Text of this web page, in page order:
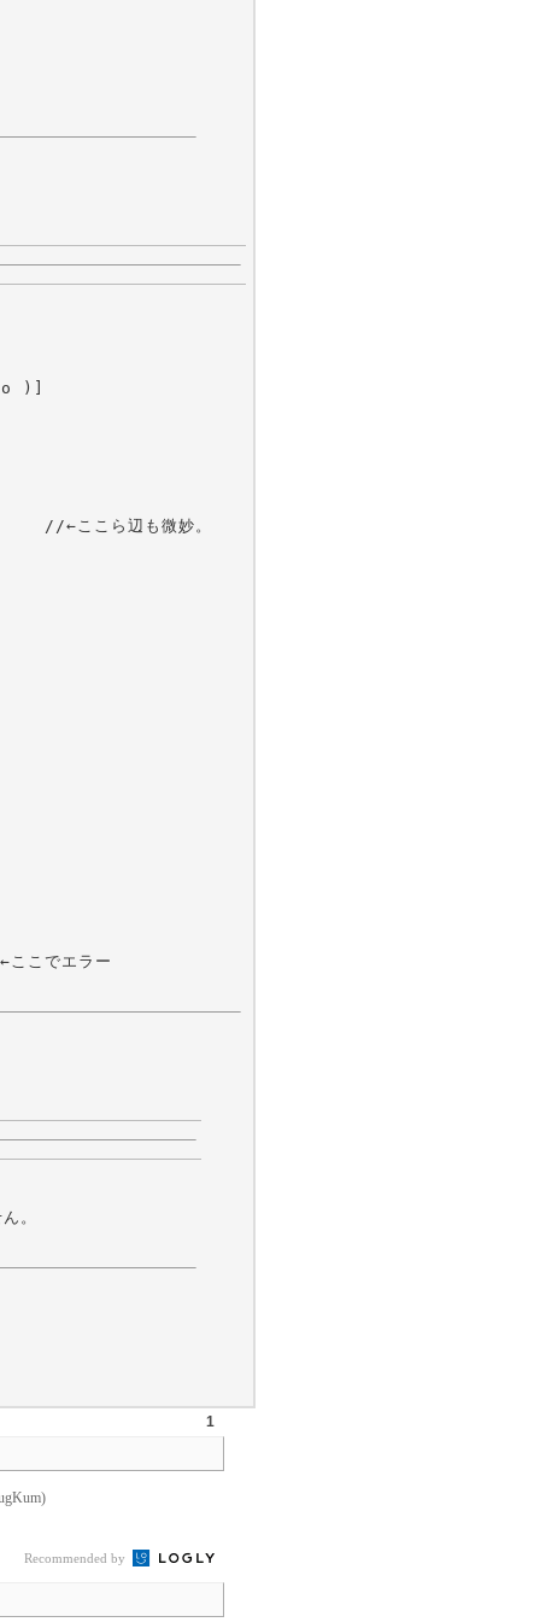
)]
。
1
Recommended by